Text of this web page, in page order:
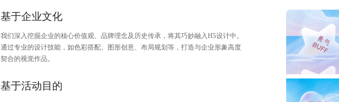
基于企业文化
我们深入挖掘企业的核心价值观、品牌理念及历史传承，将其巧妙融入H5设计中。
通过专业的设计技能，如色彩搭配、图形创意、布局规划等，打造与企业形象高度
契合的视觉作品。
基于活动目的